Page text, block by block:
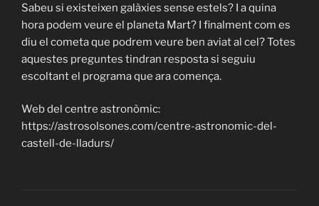
Sabeu si existeixen galàxies sense estels? I a quina
hora podem veure el planeta Mart? I finalment com es
diu el cometa que podrem veure ben aviat al cel? Totes
aquestes preguntes tindran resposta si seguiu
escoltant el programa que ara comença.
Web del centre astronòmic:
https://astrosolsones.com/centre-astronomic-del-
castell-de-lladurs/